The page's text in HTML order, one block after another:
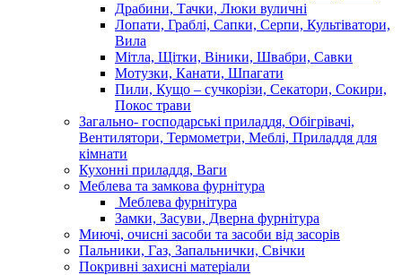
Драбини, Тачки, Люки вуличні
Лопати, Граблі, Сапки, Серпи, Культіватори,
Вила
Мітла, Щітки, Віники, Швабри, Савки
Мотузки, Канати, Шпагати
Пили, Кущо – сучкорізи, Секатори, Сокири,
Покос трави
Загально- господарські приладдя, Обігрівачі,
Вентилятори, Термометри, Меблі, Приладдя для
кімнати
Кухонні приладдя, Ваги
Меблева та замкова фурнітура
Меблева фурнітура
Замки, Засуви, Дверна фурнітура
Миючі, очисні засоби та засоби від засорів
Пальники, Газ, Запальнички, Свічки
Покривні захисні матеріали